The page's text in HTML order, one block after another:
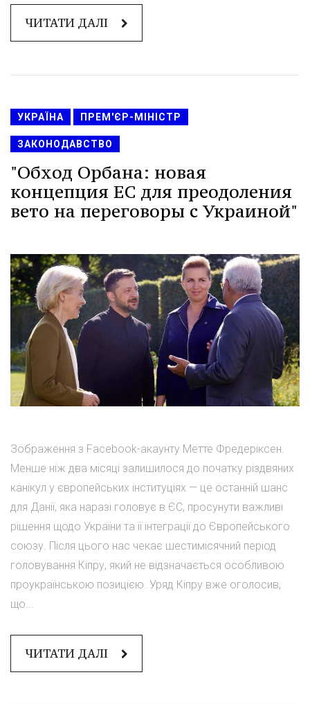
ЧИТАТИ ДАЛІ
УКРАЇНА ПРЕМ'ЄР-МІНІСТР
ЗАКОНОДАВСТВО
"Обход Орбана: новая
концепция ЕС для преодоления
вето на переговоры с Украиной"
Зображення з Facebook-акаунту Метте Фредеріксен.
Менше ніж два місяці залишилося до початку різдвяних
канікул у європейських інституціях — це останній шанс
для Данії, яка наразі головує в ЄС, просунути важливі
рішення щодо України та її інтеграції до Європейського
союзу. Після цього нас чекає шестимісячний період
головування Кіпру, який не відзначається особливою
проукраїнською позицією. Уряд Кіпру вже оголосив,
що...
ЧИТАТИ ДАЛІ